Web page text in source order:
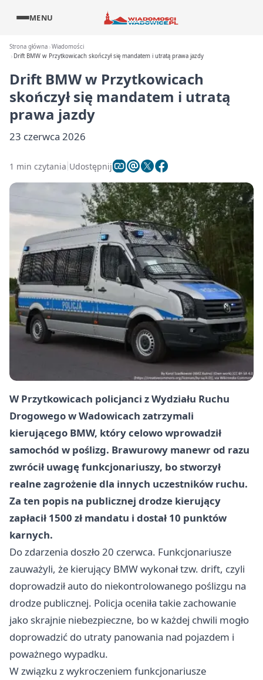
MENU
Strona główna Wiadomości
Drift BMW w Przytkowicach skończył się mandatem i utratą prawa jazdy
Drift BMW w Przytkowicach
skończył się mandatem i utratą
prawa jazdy
23 czerwca 2026
1 min czytania Udostępnij
W Przytkowicach policjanci z Wydziału Ruchu
Drogowego w Wadowicach zatrzymali
kierującego BMW, który celowo wprowadził
samochód w poślizg. Brawurowy manewr od razu
zwrócił uwagę funkcjonariuszy, bo stworzył
realne zagrożenie dla innych uczestników ruchu.
Za ten popis na publicznej drodze kierujący
zapłacił 1500 zł mandatu i dostał 10 punktów
karnych.
Do zdarzenia doszło 20 czerwca. Funkcjonariusze
zauważyli, że kierujący BMW wykonał tzw. drift, czyli
doprowadził auto do niekontrolowanego poślizgu na
drodze publicznej. Policja oceniła takie zachowanie
jako skrajnie niebezpieczne, bo w każdej chwili mogło
doprowadzić do utraty panowania nad pojazdem i
poważnego wypadku.
W związku z wykroczeniem funkcjonariusze